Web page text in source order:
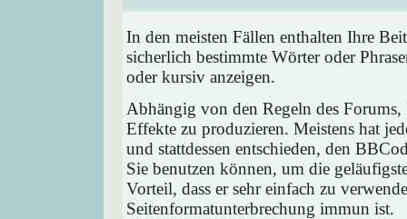
In den meisten Fällen enthalten Ihre
sicherlich bestimmte Wörter oder
oder kursiv anzeigen.
Abhängig von den Regeln des
Effekte zu produzieren. Meistens hat
und stattdessen entschieden, den
Sie benutzen können, um die
Vorteil, dass er sehr einfach zu
Seitenformatunterbrechung immun ist.